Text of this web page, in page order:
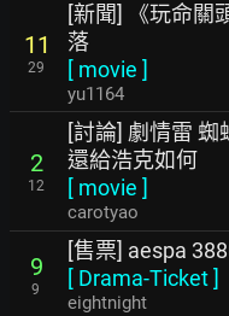
11
29
[新聞] 《玩命關
落
[ movie ]
yu1164
2
12
[討論] 劇情雷
還給浩克如何
[ movie ]
carotyao
9
9
[售票] aespa
[ Drama-Ticket]
eightnight